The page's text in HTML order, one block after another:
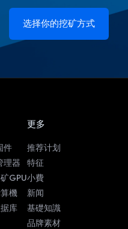
选择你的挖矿方式
件
理器
GPU
機
库
更多
推荐计划
特征
小費
新闻
基礎知識
品牌素材